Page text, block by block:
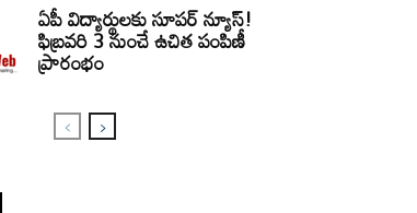
ఏపీ విద్యార్థులకు సూపర్ న్యూస్!
ఫిబ్రవరి 3 నుంచే ఉచిత పంపిణీ
ప్రారంభం